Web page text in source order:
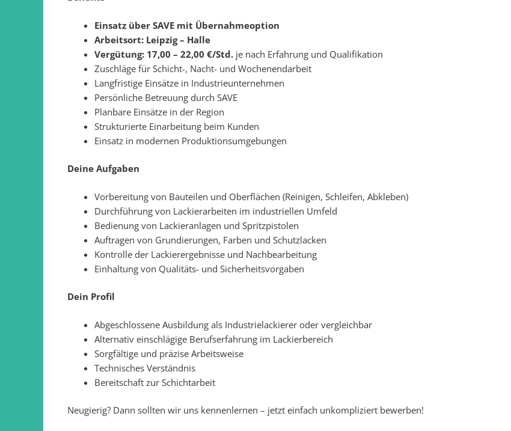
Einsatz über SAVE mit Übernahmeoption
Arbeitsort: Leipzig – Halle
Vergütung: 17,00 – 22,00 €/Std. je nach Erfahrung und Qualifikation
Zuschläge für Schicht-, Nacht- und Wochenendarbeit
Langfristige Einsätze in Industrieunternehmen
Persönliche Betreuung durch SAVE
Planbare Einsätze in der Region
Strukturierte Einarbeitung beim Kunden
Einsatz in modernen Produktionsumgebungen
Deine Aufgaben
Vorbereitung von Bauteilen und Oberflächen (Reinigen, Schleifen, Abkleben)
Durchführung von Lackierarbeiten im industriellen Umfeld
Bedienung von Lackieranlagen und Spritzpistolen
Auftragen von Grundierungen, Farben und Schutzlacken
Kontrolle der Lackierergebnisse und Nachbearbeitung
Einhaltung von Qualitäts- und Sicherheitsvorgaben
Dein Profil
Abgeschlossene Ausbildung als Industrielackierer oder vergleichbar
Alternativ einschlägige Berufserfahrung im Lackierbereich
Sorgfältige und präzise Arbeitsweise
Technisches Verständnis
Bereitschaft zur Schichtarbeit
Neugierig? Dann sollten wir uns kennenlernen – jetzt einfach unkompliziert bewerben!